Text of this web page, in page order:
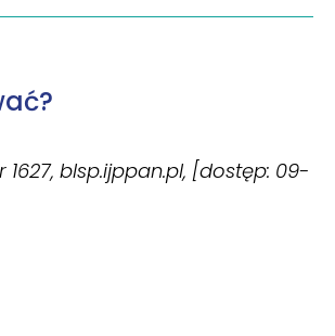
1627, blsp.ijppan.pl, [dostęp: 09-